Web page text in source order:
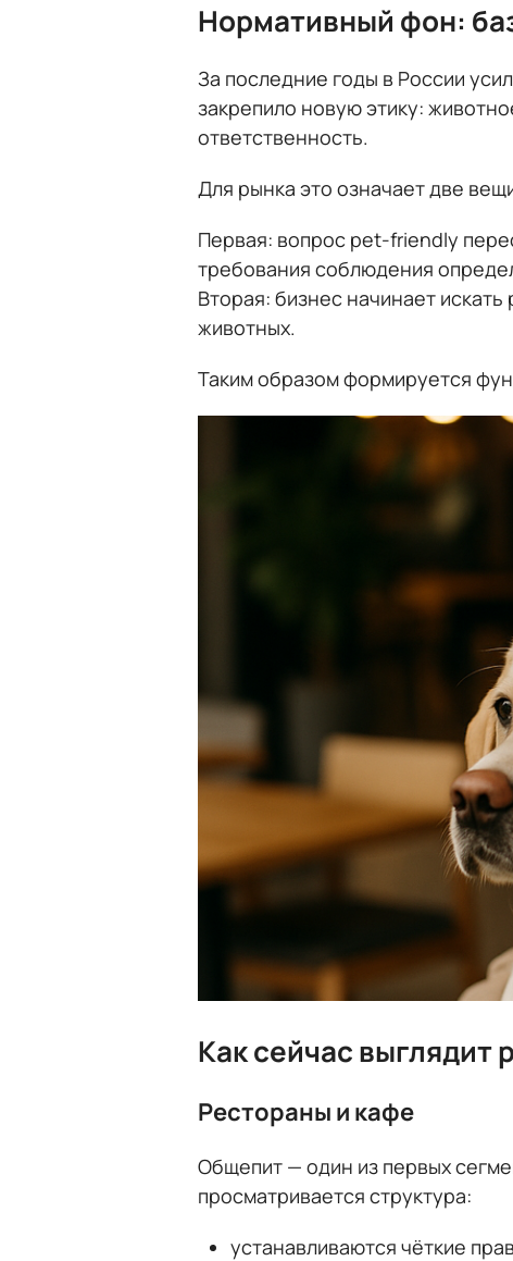
Нормативный фон:
За последние годы в России
закрепило новую этику:
ответственность.
Для рынка это означает две
Первая: вопрос pet-friendly
требования соблюдения
Вторая: бизнес начинает
животных.
Таким образом формируется
Как сейчас выглядит
Рестораны и кафе
Общепит — один из первых
просматривается структура:
устанавливаются чёткие